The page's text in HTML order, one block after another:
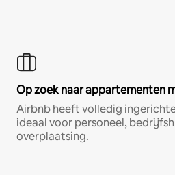
Op zoek naar appartementen
Airbnb heeft volledig
ideaal voor personeel,
overplaatsing.